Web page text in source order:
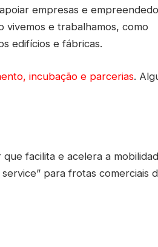
empresas e
vivemos e trabalhamos, como
edifícios e fábricas.
incubação e parcerias.
facilita e acelera a
para frotas comerciais